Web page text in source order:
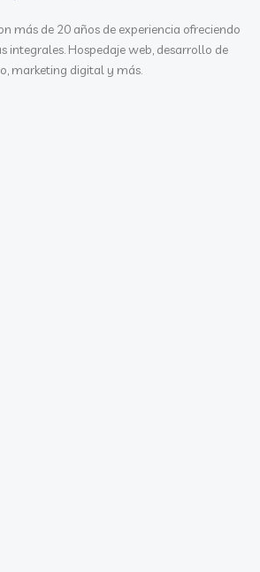
más de 20 años de experiencia ofreciendo
integrales. Hospedaje web, desarrollo de
marketing digital y más.